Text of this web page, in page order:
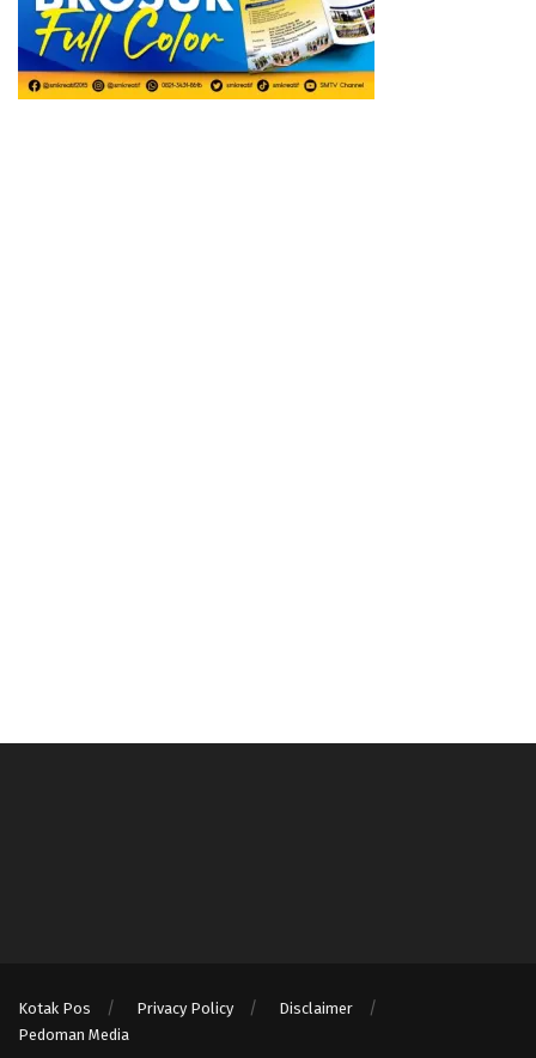
Kotak Pos Privacy Policy
Disclaimer
Pedoman Media